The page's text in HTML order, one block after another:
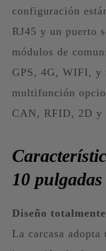
configuración
RJ45 y un puerto
módulos de
GPS, 4G, WIFI, y
multifunción
CAN, RFID, 2D y
10
Diseño
La carcasa